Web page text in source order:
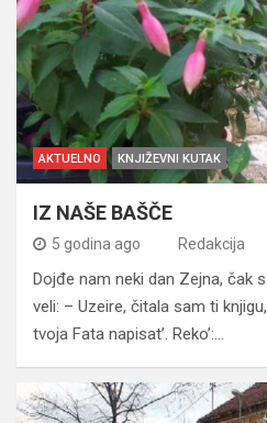
AKTUELNO KNJIŽEVNI KUTAK
IZ NAŠE BAŠČE
5 godina ago Redakcija
Dojđe nam neki dan Zejna, čak
veli: – Uzeire, čitala sam ti
tvoja Fata napisat’. Reko’:…